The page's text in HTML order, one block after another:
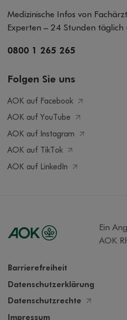
Medizinische Infos von
Experten – 24 Stunden täglich
0800 1 265 265
Folgen Sie uns
AOK auf Facebook
AOK auf YouTube
AOK auf Instagram
AOK auf TikTok
AOK auf LinkedIn
Ein
AOK
Barrierefreiheit
Datenschutzerklärung
Datenschutzrechte
Impressum